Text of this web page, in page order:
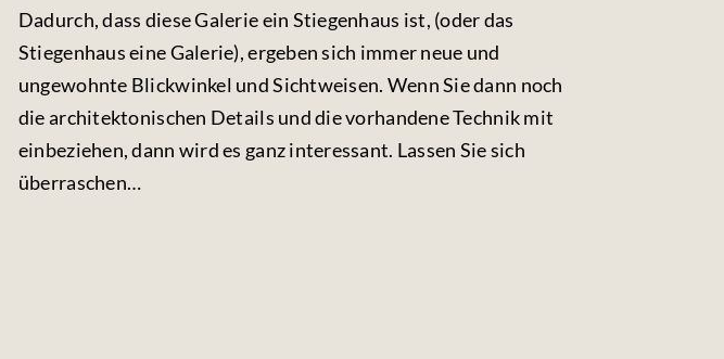
Dadurch, dass diese Galerie ein Stiegenhaus ist, (oder das
Stiegenhaus eine Galerie), ergeben sich immer neue und
ungewohnte Blickwinkel und Sichtweisen. Wenn Sie dann noch
die architektonischen Details und die vorhandene Technik mit
einbeziehen, dann wird es ganz interessant. Lassen Sie sich
überraschen…